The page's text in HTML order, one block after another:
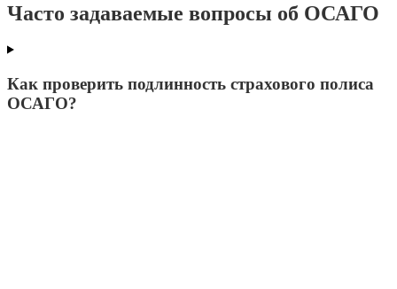
Часто задаваемые вопросы об ОСАГО
Как проверить подлинность страхового полиса
ОСАГО?